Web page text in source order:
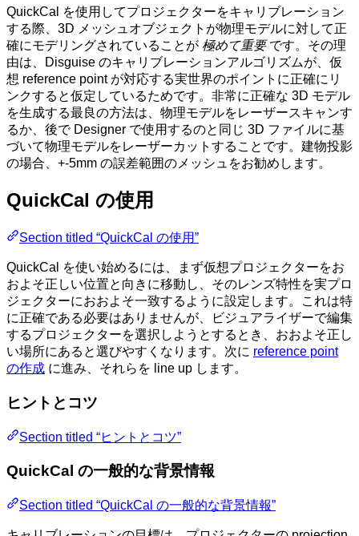
QuickCal を使用してプロジェクターをキャリブレーション
する際、3D メッシュオブジェクトが物理モデルに対して正
確にモデリングされていることが 極めて重要です。その理
由は、Disguise のキャリブレーションアルゴリズムが、仮
想 reference point が対応する実世界のポイントに正確にリ
ンクすると仮定しているためです。非常に正確な 3D モデル
を生成する最良の方法は、物理モデルをレーザースキャンす
るか、後で Designer で使用するのと同じ 3D ファイルに基
づいて物理モデルをレーザーカットすることです。建物投影
の場合、+-5mm の誤差範囲のメッシュをお勧めします。
QuickCal の使用
Section titled “QuickCal の使用”
QuickCal を使い始めるには、まず仮想プロジェクターをお
およそ正しい位置と向きに移動し、そのレンズ特性を実プロ
ジェクターにおおよそ一致するように設定します。これは特
に正確である必要はありませんが、ビジュアライザーで編集
するプロジェクターを選択しようとするとき、おおよそ正し
い場所にあると選びやすくなります。次に reference point
の作成 に進み、それらを line up します。
ヒントとコツ
Section titled “ヒントとコツ”
QuickCal の一般的な背景情報
Section titled “QuickCal の一般的な背景情報”